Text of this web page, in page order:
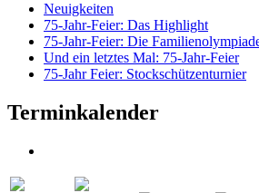
Neuigkeiten
75-Jahr-Feier: Das Highlight
75-Jahr-Feier: Die
Und ein letztes Mal: 75-Jahr-Feier
75-Jahr Feier: Stockschützenturnier
Terminkalender